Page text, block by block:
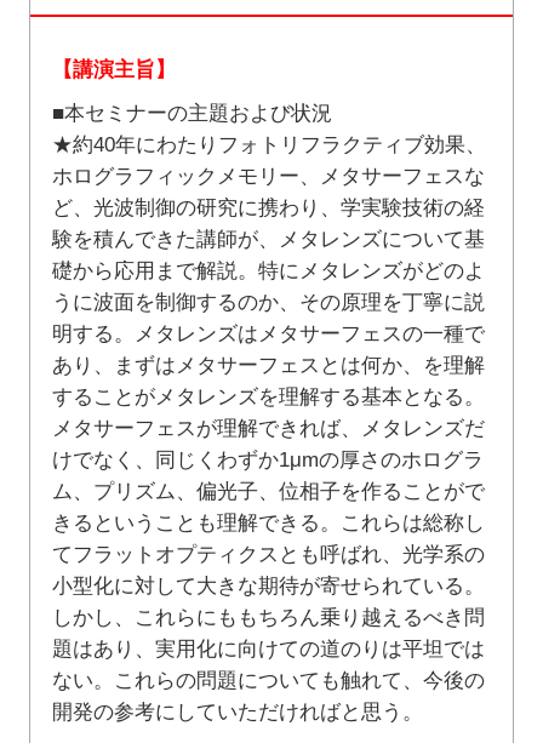
【講演主旨】
■本セミナーの主題および状況
★約40年にわたりフォトリフラクティブ効果、
ホログラフィックメモリー、メタサーフェスな
ど、光波制御の研究に携わり、学実験技術の経
験を積んできた講師が、メタレンズについて基
礎から応用まで解説。特にメタレンズがどのよ
うに波面を制御するのか、その原理を丁寧に説
明する。メタレンズはメタサーフェスの一種で
あり、まずはメタサーフェスとは何か、を理解
することがメタレンズを理解する基本となる。
メタサーフェスが理解できれば、メタレンズだ
けでなく、同じくわずか1μmの厚さのホログラ
ム、プリズム、偏光子、位相子を作ることがで
きるということも理解できる。これらは総称し
てフラットオプティクスとも呼ばれ、光学系の
小型化に対して大きな期待が寄せられている。
しかし、これらにももちろん乗り越えるべき問
題はあり、実用化に向けての道のりは平坦では
ない。これらの問題についても触れて、今後の
開発の参考にしていただければと思う。